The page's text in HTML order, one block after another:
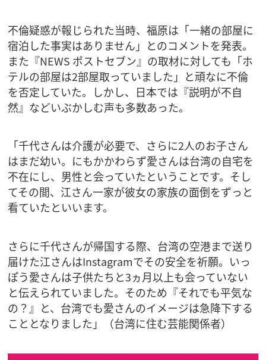
不倫疑惑が報じられた当時、福原は「一緒の部屋に
宿泊した事実はありません」とのコメントを発表。
また『NEWS ポストセブン』の取材に対しても「ホ
テルの部屋は2部屋取っていました」と頑なに不倫
を否定していた。しかし、日本では『説明が不自
然』などいぶかしむ声も多数あった。
「千代さんは介護が必要で、さらに2人のお子さん
はまだ幼い。にもかかわらず愛さんは台湾の自宅を
不在にし、男性と会っていたということです。そし
てその間、江さん一家が彼女の家族の面倒をずっと
看ていたといいます。
さらに千代さんが帰国する際、台湾の空港まで送り
届けた江さんはInstagramでその安全を祈願。いっ
ぽう愛さんは子供たちと3ヵ月以上も会っていない
と伝えられていました。そのため『それでも平気な
の？』と、台湾でも愛さんのイメージは急降下する
こととなりました」（台湾に住む芸能関係者）